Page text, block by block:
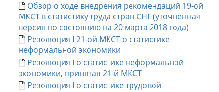
Обзор о ходе внедрения рекомендаций 19-ой
МКСТ в статистику труда стран СНГ (уточненная
версия по состоянию на 20 марта 2018 года)
Резолюция I 21-ой МКСТ о статистике
неформальной экономики
Резолюция I о статистике неформальной
экономики, принятая 21-й МКСТ
Резолюция I о статистике трудовой